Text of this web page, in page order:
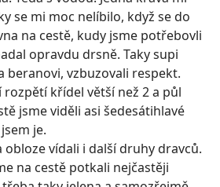
se mi moc nelíbilo, když se do
na cestě, kudy jsme potřebovli
opravdu drsně. Taky supi
beranovi, vzbuzovali respekt.
rozpětí křídel větší než 2 a půl
jsme viděli asi šedesátihlavé
je.
obloze vídali i další druhy dravců.
na cestě potkali nejčastěji